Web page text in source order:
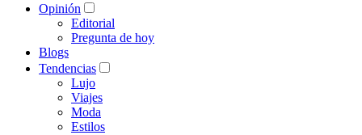
Opinión
Editorial
Pregunta de hoy
Blogs
Tendencias
Lujo
Viajes
Moda
Estilos